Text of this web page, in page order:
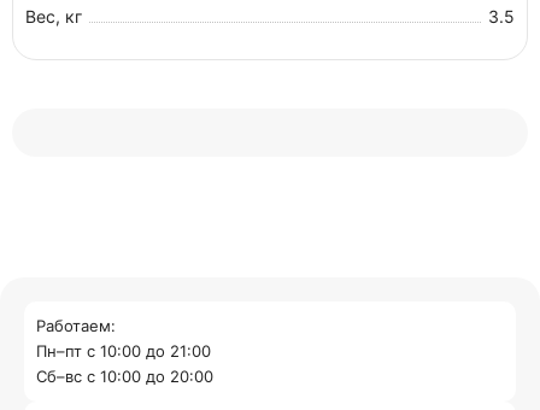
Вес, кг
3.5
Работаем:
Пн–пт с 10:00 до 21:00
Cб–вс с 10:00 до 20:00